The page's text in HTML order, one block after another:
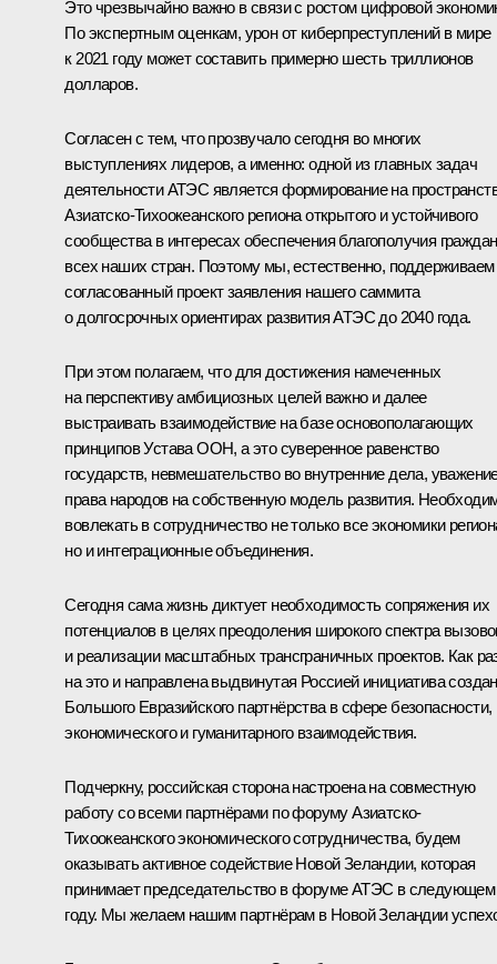
Это чрезвычайно важно в связи с ростом цифровой
По экспертным оценкам, урон от киберпреступлений в мире
к 2021 году может составить примерно шесть триллионов
долларов.
Согласен с тем, что прозвучало сегодня во многих
выступлениях лидеров, а именно: одной из главных задач
деятельности АТЭС является формирование на
Азиатско-Тихоокеанского региона открытого и устойчивого
сообщества в интересах обеспечения благополучия граждан
всех наших стран. Поэтому мы, естественно, поддерживаем
согласованный проект заявления нашего саммита
о долгосрочных ориентирах развития АТЭС до 2040 года.
При этом полагаем, что для достижения намеченных
на перспективу амбициозных целей важно и далее
выстраивать взаимодействие на базе основополагающих
принципов Устава ООН, а это суверенное равенство
государств, невмешательство во внутренние дела,
права народов на собственную модель развития.
вовлекать в сотрудничество не только все экономики
но и интеграционные объединения.
Сегодня сама жизнь диктует необходимость сопряжения их
потенциалов в целях преодоления широкого спектра
и реализации масштабных трансграничных проектов. Как
на это и направлена выдвинутая Россией инициатива
Большого Евразийского партнёрства в сфере безопасности,
экономического и гуманитарного взаимодействия.
Подчеркну, российская сторона настроена на совместную
работу со всеми партнёрами по форуму Азиатско-
Тихоокеанского экономического сотрудничества, будем
оказывать активное содействие Новой Зеландии, которая
принимает председательство в форуме АТЭС в следующем
году. Мы желаем нашим партнёрам в Новой Зеландии